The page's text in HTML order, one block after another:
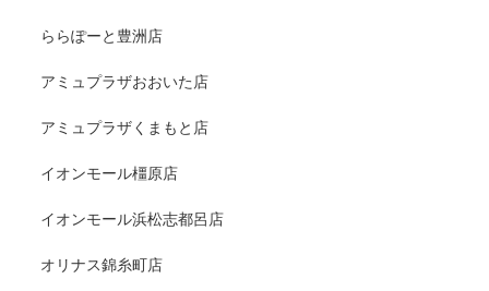
ららぽーと豊洲店
アミュプラザおおいた店
アミュプラザくまもと店
イオンモール橿原店
イオンモール浜松志都呂店
オリナス錦糸町店